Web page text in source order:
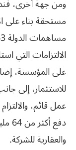
ومن جهة أخرى،
مستحقة بناء على
الالتزامات التي
على المؤسسة،
والعقارية للشركة.